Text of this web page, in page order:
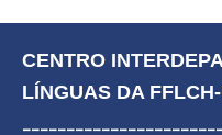
CENTRO
LÍNGUAS DA